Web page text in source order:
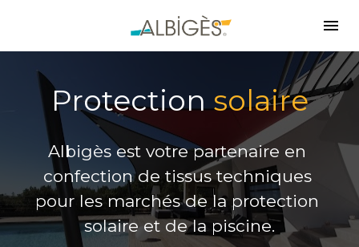
Protection solaire
Albigès est votre partenaire en
confection de tissus techniques
pour les marchés de la protection
solaire et de la piscine.